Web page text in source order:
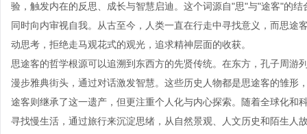
验，触发内在的反思、成长与智慧启迪。这个词源自"思"与"途客"的
同时向内审视自我。从古至今，人类一直在行走中寻找意义，而思
动思考，拒绝走马观花式的观光，追求精神层面的收获。
思途客的哲学根源可以追溯到东西方的先贤传统。在东方，孔子周
漫步雅典街头，通过对话激发智慧。这些历史人物都是思途客的雏形
途客则继承了这一遗产，但更注重个人化与内心探索。随着全球化和
寻找慢生活，通过旅行来沉淀思绪，从自然景观、人文历史和陌生人